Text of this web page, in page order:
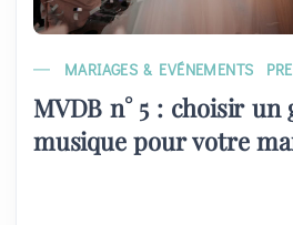
MARIAGES & EVÉNEMENTS
MVDB n° 5 : choisir un
musique pour votre